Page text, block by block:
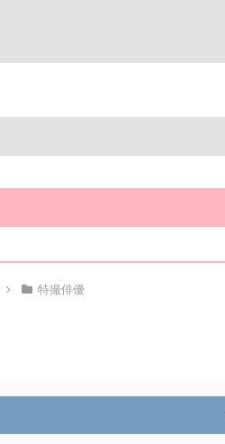
特撮俳優